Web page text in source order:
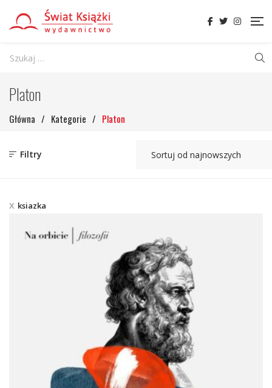
Platon
Główna / Kategorie / Platon
Filtry
ksiazka